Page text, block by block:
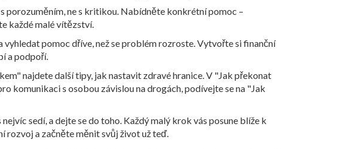
porozuměním, ne s kritikou. Nabídněte konkrétní pomoc –
každé malé vítězství.
pomoc dříve, než se problém rozroste. Vytvořte si finanční
a podpoří.
najdete další tipy, jak nastavit zdravé hranice. V "Jak překonat
komunikaci s osobou závislou na drogách, podívejte se na "Jak
sedí, a dejte se do toho. Každý malý krok vás posune blíže k
rozvoj a začněte měnit svůj život už teď.